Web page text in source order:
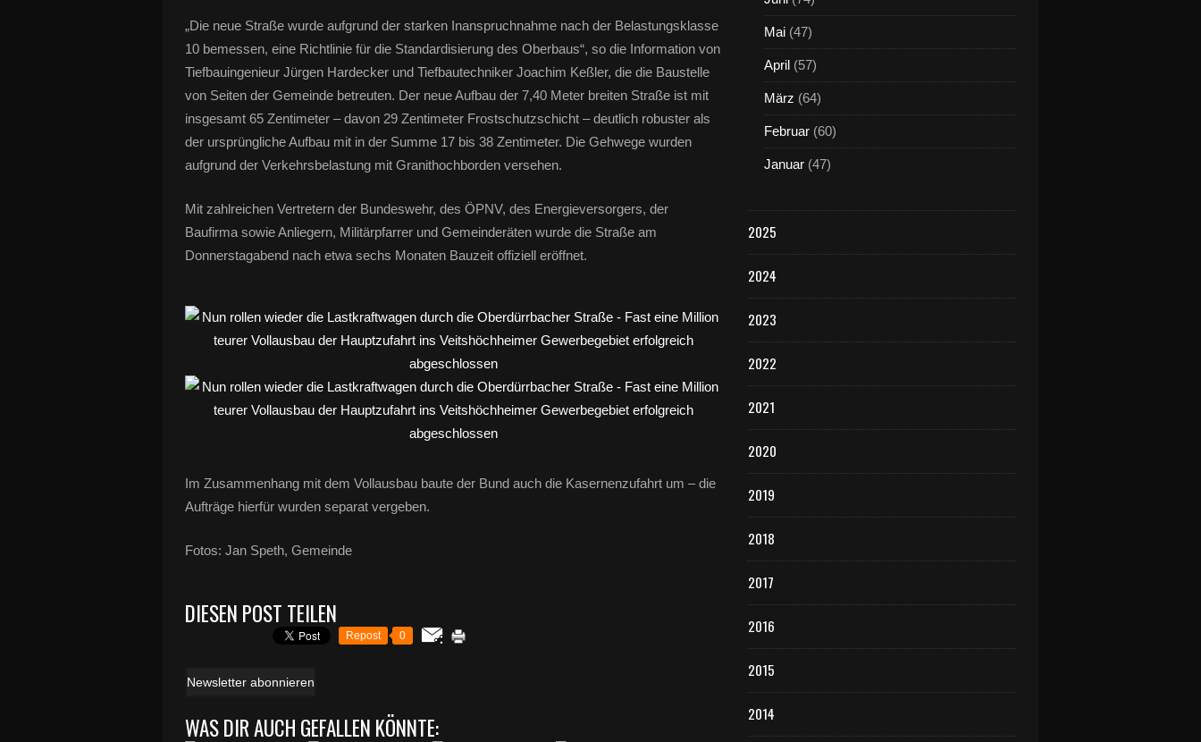
„Die neue Straße wurde aufgrund der starken Inanspruchnahme nach der Belastungsklasse
10 bemessen, eine Richtlinie für die Standardisierung des Oberbaus“, so die Information von
Tiefbauingenieur Jürgen Hardecker und Tiefbautechniker Joachim Keßler, die die Baustelle
von Seiten der Gemeinde betreuten. Der neue Aufbau der 7,40 Meter breiten Straße ist mit
insgesamt 65 Zentimeter – davon 29 Zentimeter Frostschutzschicht – deutlich robuster als
der ursprüngliche Aufbau mit in der Summe 17 bis 38 Zentimeter. Die Gehwege wurden
aufgrund der Verkehrsbelastung mit Granithochborden versehen.
Mit zahlreichen Vertretern der Bundeswehr, des ÖPNV, des Energieversorgers, der
Baufirma sowie Anliegern, Militärpfarrer und Gemeinderäten wurde die Straße am
Donnerstagabend nach etwa sechs Monaten Bauzeit offiziell eröffnet.
Im Zusammenhang mit dem Vollausbau baute der Bund auch die Kasernenzufahrt um – die
Aufträge hierfür wurden separat vergeben.
Fotos: Jan Speth, Gemeinde
DIESEN POST TEILEN
Repost 0
Newsletter abonnieren
WAS DIR AUCH GEFALLEN KÖNNTE:
Mai (47)
April (57)
März (64)
Februar (60)
Januar (47)
2025
2024
2023
2022
2021
2020
2019
2018
2017
2016
2015
2014